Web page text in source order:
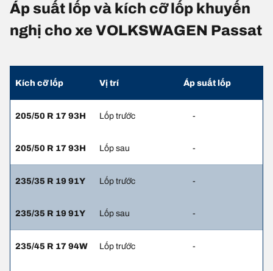
Áp suất lốp và kích cỡ lốp khuyến
nghị cho xe VOLKSWAGEN Passat
Kích cỡ lốp Vị trí Áp suất lốp
205/50 R 17 93H Lốp trước -
205/50 R 17 93H Lốp sau -
235/35 R 19 91Y Lốp trước -
235/35 R 19 91Y Lốp sau -
235/45 R 17 94W Lốp trước -